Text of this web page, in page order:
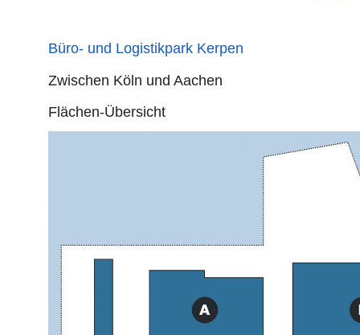
Büro- und Logistikpark Kerpen
Zwischen Köln und Aachen
Flächen-Übersicht